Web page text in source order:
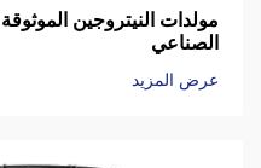
الصناعي
عرض المزيد